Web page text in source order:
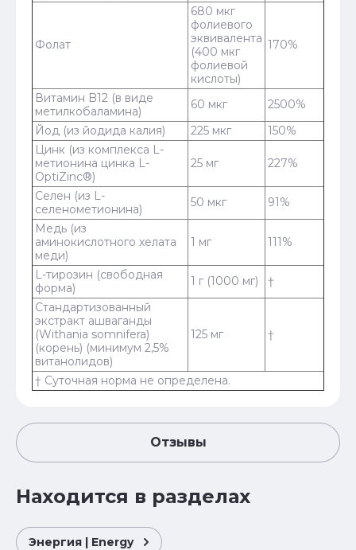
Фолат
680 мкг
фолиевого
эквивалента
(400 мкг
фолиевой
кислоты)
170%
Витамин B12 (в виде
метилкобаламина)
60 мкг
2500%
Йод (из йодида калия)
225 мкг
150%
Цинк (из комплекса L-
метионина цинка L-
OptiZinc®)
25 мг 227%
Селен (из L-
селенометионина)
50 мкг
91%
Медь (из
аминокислотного хелата
меди)
1 мг 111%
L-тирозин (свободная
форма)
1 г (1000 мг)
†
Стандартизованный
экстракт ашваганды
(Withania somnifera)
(корень) (минимум 2,5%
витанолидов)
125 мг †
† Суточная норма не определена.
Отзывы
Находится в разделах
Энергия | Energy